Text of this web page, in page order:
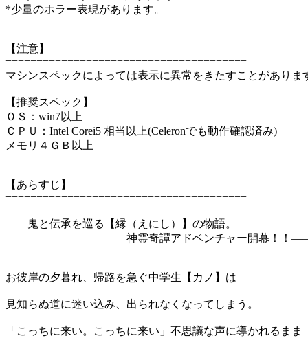
*少量のホラー表現があります。
=======================================
【注意】
=======================================
マシンスペックによっては表示に異常をきたすことがありま
【推奨スペック】
ＯＳ：win7以上
ＣＰＵ：Intel Corei5 相当以上(Celeronでも動作確認済み)
メモリ４ＧＢ以上
=======================================
【あらすじ】
=======================================
――鬼と伝承を巡る【縁（えにし）】の物語。
神霊奇譚アドベンチャー開幕！！
お彼岸の夕暮れ、帰路を急ぐ中学生【カノ】は
見知らぬ道に迷い込み、出られなくなってしまう。
「こっちに来い。こっちに来い」不思議な声に導かれるまま